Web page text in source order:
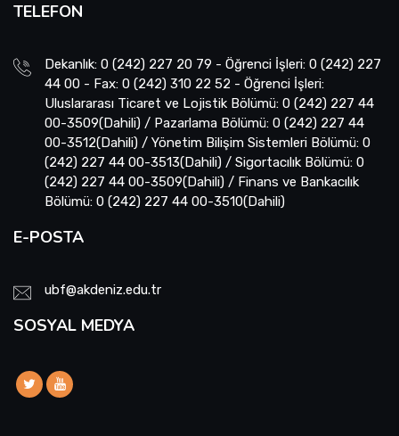
TELEFON
Dekanlık: 0 (242) 227 20 79 - Öğrenci İşleri: 0 (242) 227
44 00 - Fax: 0 (242) 310 22 52 - Öğrenci İşleri:
Uluslararası Ticaret ve Lojistik Bölümü: 0 (242) 227 44
00-3509(Dahili) / Pazarlama Bölümü: 0 (242) 227 44
00-3512(Dahili) / Yönetim Bilişim Sistemleri Bölümü: 0
(242) 227 44 00-3513(Dahili) / Sigortacılık Bölümü: 0
(242) 227 44 00-3509(Dahili) / Finans ve Bankacılık
Bölümü: 0 (242) 227 44 00-3510(Dahili)
E-POSTA
ubf@akdeniz.edu.tr
SOSYAL MEDYA